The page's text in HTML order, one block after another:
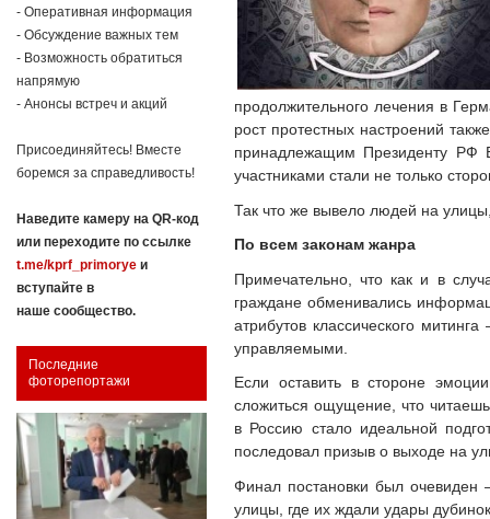
- Оперативная информация
- Обсуждение важных тем
- Возможность обратиться
напрямую
- Анонсы встреч и акций
Присоединяйтесь! Вместе
боремся за справедливость!
Наведите камеру на QR-код
или переходите по ссылке
t.me/kprf_primorye и
вступайте в
наше сообщество.
Последние
фоторепортажи
продолжительного лечения в
рост протестных настроений
принадлежащим Президенту РФ
участниками стали не только
Так что же вывело людей на
По всем законам жанра
Примечательно, что как и в
граждане обменивались
атрибутов классического
управляемыми.
Если оставить в стороне
сложиться ощущение, что
в Россию стало идеальной
последовал призыв о выходе на
Финал постановки был очевиден
улицы, где их ждали удары